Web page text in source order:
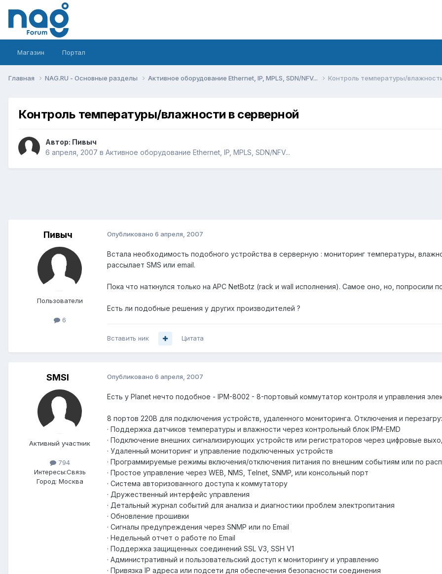
Магазин Портал
Главная NAG.RU - Основные разделы Активное оборудование Ethernet, IP, MPLS, SDN/NFV... Контроль температуры/
Контроль температуры/влажности в серверной
Автор: Пивыч
6 апреля, 2007 в Активное оборудование Ethernet, IP, MPLS, SDN/NFV...
Пивыч
Пользователи
6
Опубликовано 6 апреля, 2007
Встала необходимость подобного устройства в серверную : мониторинг температуры,
рассылает SMS или email.
Пока что наткнулся только на APC NetBotz (rack и wall исполнения). Самое оно, но, попросили
Есть ли подобные решения у других производителей ?
Вставить ник Цитата
SMSI
Активный участник
794
Интересы:Связь
Город: Москва
Опубликовано 6 апреля, 2007
Есть у Planet нечто подобное - IPM-8002 - 8-портовый коммутатор контроля и управления
8 портов 220В для подключения устройств, удаленного мониторинга. Отключения и
· Поддержка датчиков температуры и влажности через контрольный блок IPM-EMD
· Подключение внешних сигнализирующих устройств или регистраторов через цифровые
· Удаленный мониторинг и управление подключенных устройств
· Программируемые режимы включения/отключения питания по внешним событиям или по
· Простое управление через WEB, NMS, Telnet, SNMP, или консольный порт
· Система авторизованного доступа к коммутатору
· Дружественный интерфейс управления
· Детальный журнал событий для анализа и диагностики проблем электропитания
· Обновление прошивки
· Сигналы предупреждения через SNMP или по Email
· Недельный отчет о работе по Email
· Поддержка защищенных соединений SSL V3, SSH V1
· Административный и пользовательский доступ к мониторингу и управлению
· Привязка IP адреса или подсети для обеспечения безопасности соединения